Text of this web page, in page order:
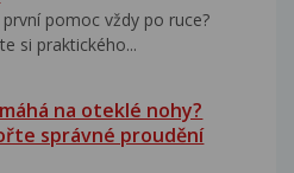
první pomoc vždy po ruce?
si praktického...
na oteklé nohy?
správné proudění